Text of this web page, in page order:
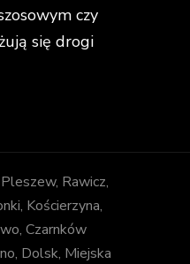
czy
się drogi
Rawicz,
Kościerzyna,
Czarnków
Dolsk, Miejska